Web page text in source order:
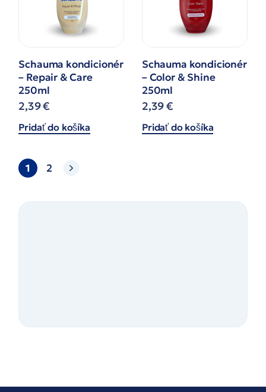
Schauma kondicionér
– Repair & Care
250ml
2,39€
Pridať do košíka
Schauma kondicionér
– Color & Shine
250ml
2,39€
Pridať do košíka
1 2